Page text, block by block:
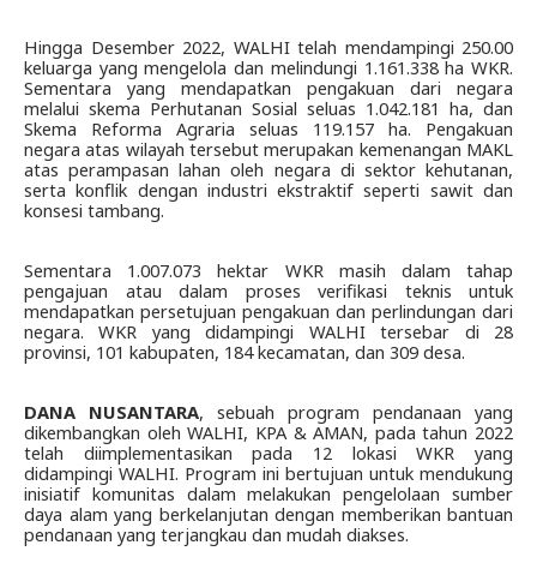
Hingga Desember 2022, WALHI telah mendampingi 250.00
keluarga yang mengelola dan melindungi 1.161.338 ha WKR.
Sementara yang mendapatkan pengakuan dari negara
melalui skema Perhutanan Sosial seluas 1.042.181 ha, dan
Skema Reforma Agraria seluas 119.157 ha. Pengakuan
negara atas wilayah tersebut merupakan kemenangan MAKL
atas perampasan lahan oleh negara di sektor kehutanan,
serta konflik dengan industri ekstraktif seperti sawit dan
konsesi tambang.
Sementara 1.007.073 hektar WKR masih dalam tahap
pengajuan atau dalam proses verifikasi teknis untuk
mendapatkan persetujuan pengakuan dan perlindungan dari
negara. WKR yang didampingi WALHI tersebar di 28
provinsi, 101 kabupaten, 184 kecamatan, dan 309 desa.
DANA NUSANTARA, sebuah program pendanaan yang
dikembangkan oleh WALHI, KPA & AMAN, pada tahun 2022
telah diimplementasikan pada 12 lokasi WKR yang
didampingi WALHI. Program ini bertujuan untuk mendukung
inisiatif komunitas dalam melakukan pengelolaan sumber
daya alam yang berkelanjutan dengan memberikan bantuan
pendanaan yang terjangkau dan mudah diakses.